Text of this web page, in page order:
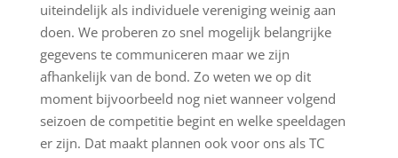
uiteindelijk als individuele vereniging weinig aan
doen. We proberen zo snel mogelijk belangrijke
gegevens te communiceren maar we zijn
afhankelijk van de bond. Zo weten we op dit
moment bijvoorbeeld nog niet wanneer volgend
seizoen de competitie begint en welke speeldagen
er zijn. Dat maakt plannen ook voor ons als TC